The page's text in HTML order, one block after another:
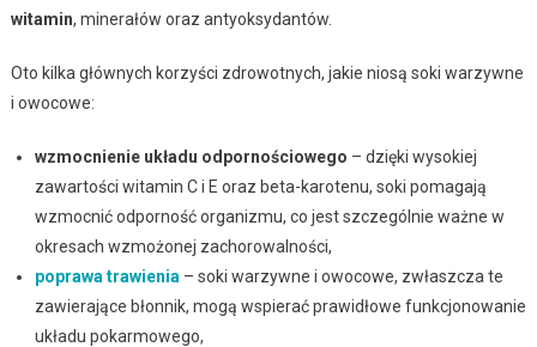
witamin, minerałów oraz antyoksydantów.
Oto kilka głównych korzyści zdrowotnych, jakie niosą soki warzywne
i owocowe:
wzmocnienie układu odpornościowego – dzięki wysokiej
zawartości witamin C i E oraz beta-karotenu, soki pomagają
wzmocnić odporność organizmu, co jest szczególnie ważne w
okresach wzmożonej zachorowalności,
poprawa trawienia – soki warzywne i owocowe, zwłaszcza te
zawierające błonnik, mogą wspierać prawidłowe funkcjonowanie
układu pokarmowego,